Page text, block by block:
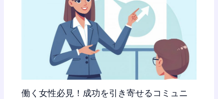
働く女性必見！成功を引き寄せるコミュニ